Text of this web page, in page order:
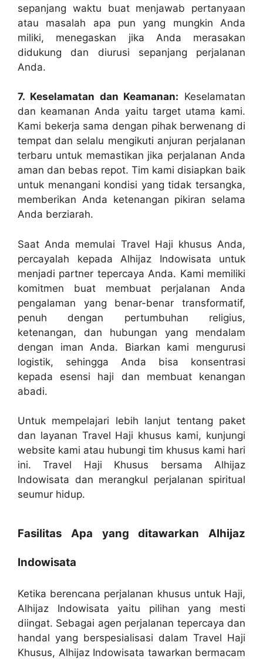
sepanjang waktu buat menjawab pertanyaan
atau masalah apa pun yang mungkin Anda
miliki, menegaskan jika Anda merasakan
didukung dan diurusi sepanjang perjalanan
Anda.
7. Keselamatan dan Keamanan: Keselamatan
dan keamanan Anda yaitu target utama kami.
Kami bekerja sama dengan pihak berwenang di
tempat dan selalu mengikuti anjuran perjalanan
terbaru untuk memastikan jika perjalanan Anda
aman dan bebas repot. Tim kami disiapkan baik
untuk menangani kondisi yang tidak tersangka,
memberikan Anda ketenangan pikiran selama
Anda berziarah.
Saat Anda memulai Travel Haji khusus Anda,
percayalah kepada Alhijaz Indowisata untuk
menjadi partner tepercaya Anda. Kami memiliki
komitmen buat membuat perjalanan Anda
pengalaman yang benar-benar transformatif,
penuh dengan pertumbuhan religius,
ketenangan, dan hubungan yang mendalam
dengan iman Anda. Biarkan kami mengurusi
logistik, sehingga Anda bisa konsentrasi
kepada esensi haji dan membuat kenangan
abadi.
Untuk mempelajari lebih lanjut tentang paket
dan layanan Travel Haji khusus kami, kunjungi
website kami atau hubungi tim khusus kami hari
ini. Travel Haji Khusus bersama Alhijaz
Indowisata dan merangkul perjalanan spiritual
seumur hidup.
Fasilitas Apa yang ditawarkan Alhijaz
Indowisata
Ketika berencana perjalanan khusus untuk Haji,
Alhijaz Indowisata yaitu pilihan yang mesti
diingat. Sebagai agen perjalanan tepercaya dan
handal yang berspesialisasi dalam Travel Haji
Khusus, Alhijaz Indowisata tawarkan bermacam